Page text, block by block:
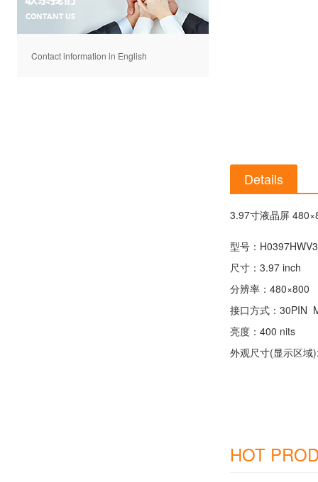
Contact information in English
Details
3.97寸液晶屏
型号：
尺寸：3.97 inch
分辨率：480×800
接口方式：30PIN
亮度：400 nits
外观尺寸(显示区
HOT